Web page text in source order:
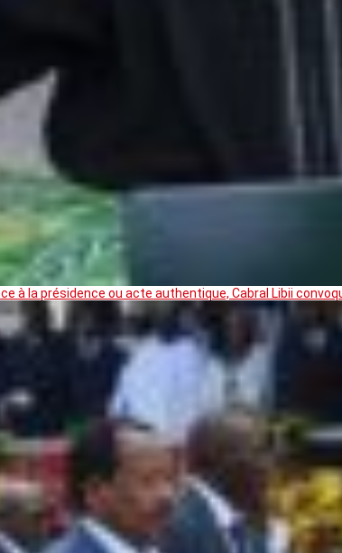
à la présidence ou acte authentique, Cabral Libii